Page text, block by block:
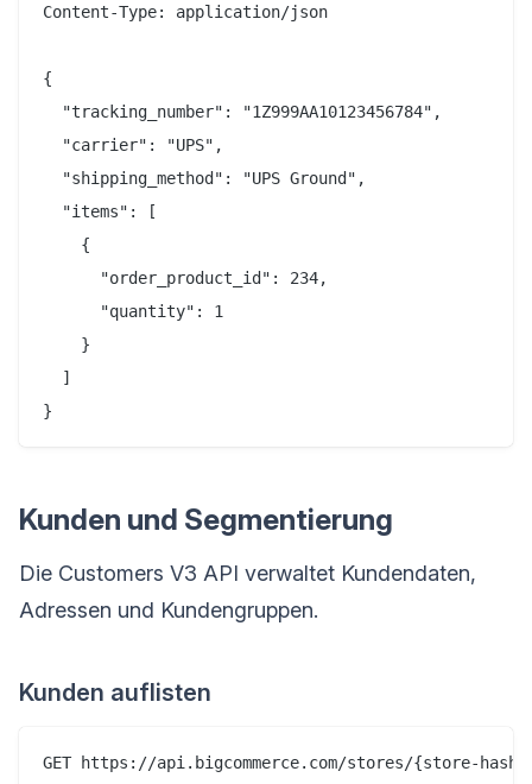
Content-Type: application/json
{
  "tracking_number": "1Z999AA10123456784",
  "carrier": "UPS",
  "shipping_method": "UPS Ground",
  "items": [
    {
      "order_product_id": 234,
      "quantity": 1
    }
  ]
Kunden und Segmentierung
Die Customers V3 API verwaltet Kundendaten,
Adressen und Kundengruppen.
Kunden auflisten
GET https://api.bigcommerce.com/stores/{store-